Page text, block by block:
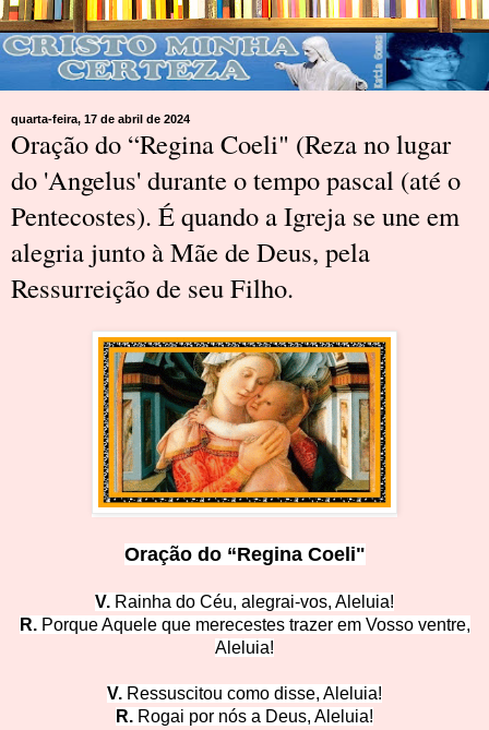
quarta-feira, 17 de abril de 2024
Oração do “Regina Coeli" (Reza no lugar
do 'Angelus' durante o tempo pascal (até o
Pentecostes). É quando a Igreja se une em
alegria junto à Mãe de Deus, pela
Ressurreição de seu Filho.
Oração do “Regina Coeli"
V. Rainha do Céu, alegrai-vos, Aleluia!
R.Porque Aquele que merecestes trazer em Vosso ventre,
Aleluia!
V. Ressuscitou como disse, A leluia!
R. Rogai por nós a Deus, Aleluia!